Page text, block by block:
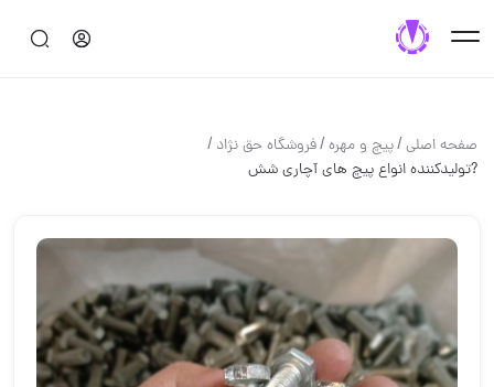
صفحه اصلی/پيچ و مهره/فروشگاه حق نژاد /
?تولیدکننده انواع پیچ های آچاری شش